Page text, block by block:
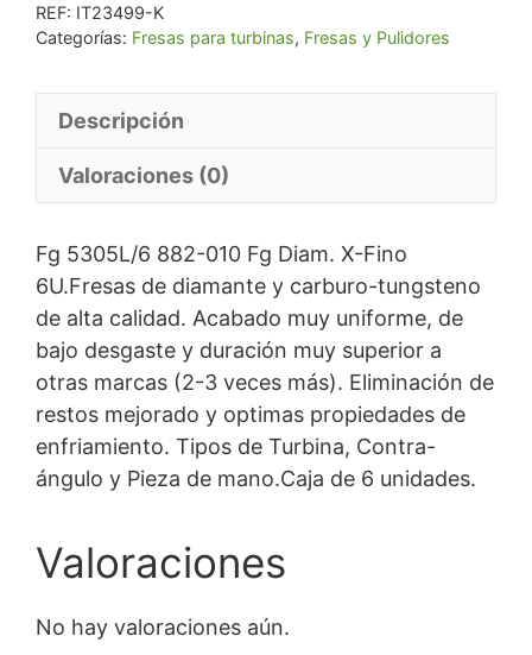
X-
REF: IT23499-K
Categorías: Fresas para turbinas, Fresas y Pulidores
Descripción
Valoraciones (0)
Fg 5305L/6 882-010 Fg Diam. X-Fino
6U.Fresas de diamante y carburo-tungsteno
de alta calidad. Acabado muy uniforme, de
bajo desgaste y duración muy superior a
otras marcas (2-3 veces más). Eliminación de
restos mejorado y optimas propiedades de
enfriamiento. Tipos de Turbina, Contra-
ángulo y Pieza de mano.Caja de 6 unidades.
Valoraciones
No hay valoraciones aún.